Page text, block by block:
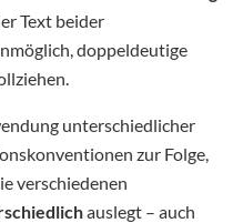
Text beider
doppeldeutige
unterschiedlicher
zur Folge,
verschiedenen
auslegt – auch